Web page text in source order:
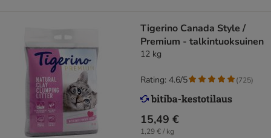
Tigerino Canada Style /
Premium - talkintuoksuinen
12 kg
15,49 €
1,29 € / kg
Rating: 4.6/5 (725)